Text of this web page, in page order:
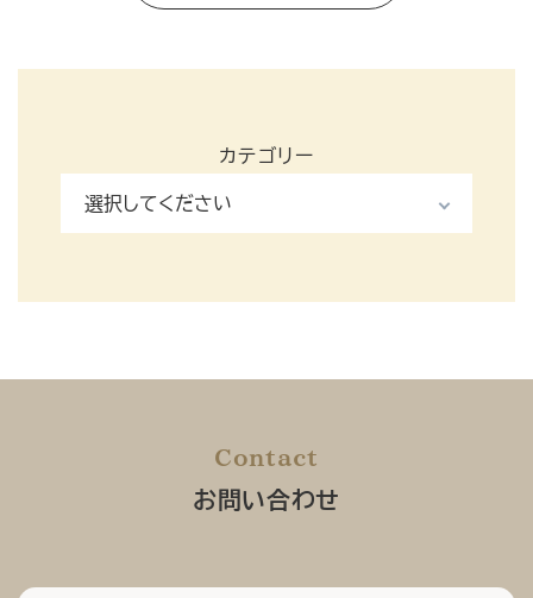
カテゴリー
Contact
お問い合わせ